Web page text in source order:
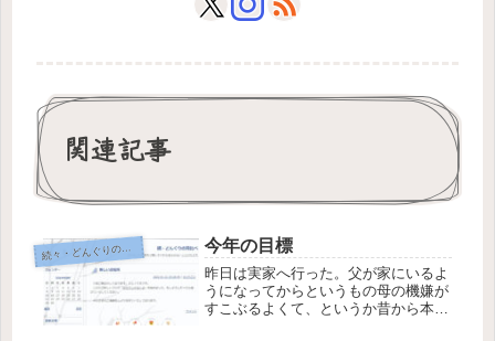
関連記事
続
々・どんぐりの背比べ 今年の目標
昨日は実家へ行った。父が家にいるよ
うになってからというもの母の機嫌が
すこぶるよくて、というか昔から本当